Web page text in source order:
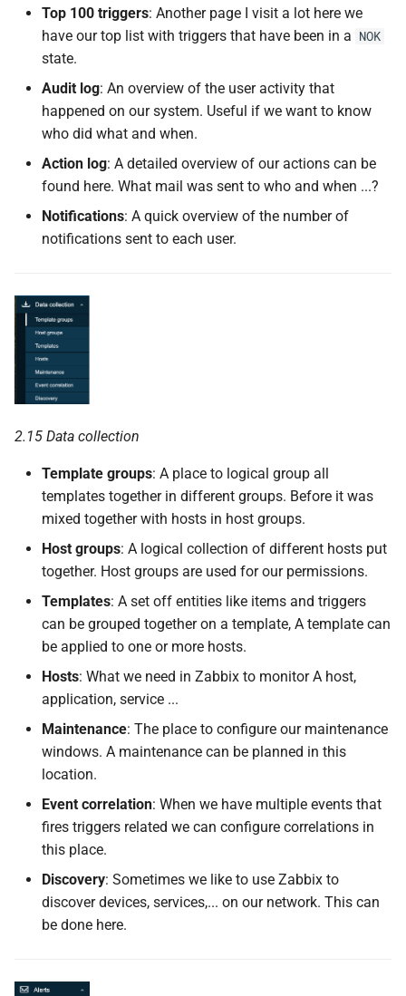
Top 100 triggers: Another page I visit a lot here we
have our top list with triggers that have been in a NOK
state.
Audit log: An overview of the user activity that
happened on our system. Useful if we want to know
who did what and when.
Action log: A detailed overview of our actions can be
found here. What mail was sent to who and when ...?
Notifications: A quick overview of the number of
notifications sent to each user.
2.15 Data collection
Template groups: A place to logical group all
templates together in different groups. Before it was
mixed together with hosts in host groups.
Host groups: A logical collection of different hosts put
together. Host groups are used for our permissions.
Templates: A set off entities like items and triggers
can be grouped together on a template, A template can
be applied to one or more hosts.
Hosts: What we need in Zabbix to monitor A host,
application, service ...
Maintenance: The place to configure our maintenance
windows. A maintenance can be planned in this
location.
Event correlation: When we have multiple events that
fires triggers related we can configure correlations in
this place.
Discovery: Sometimes we like to use Zabbix to
discover devices, services,... on our network. This can
be done here.